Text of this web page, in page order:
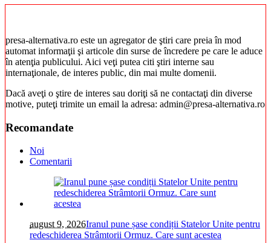
presa-alternativa.ro este un agregator de ştiri care preia în mod
automat informaţii şi articole din surse de încredere pe care le aduce
în atenţia publicului. Aici veţi putea citi ştiri interne sau
internaţionale, de interes public, din mai multe domenii.
Dacă aveţi o ştire de interes sau doriţi să ne contactaţi din diverse
motive, puteţi trimite un email la adresa: admin@presa-alternativa.ro
Recomandate
Noi
Comentarii
august 9, 2026Iranul pune șase condiții Statelor Unite pentru
redeschiderea Strâmtorii Ormuz. Care sunt acestea